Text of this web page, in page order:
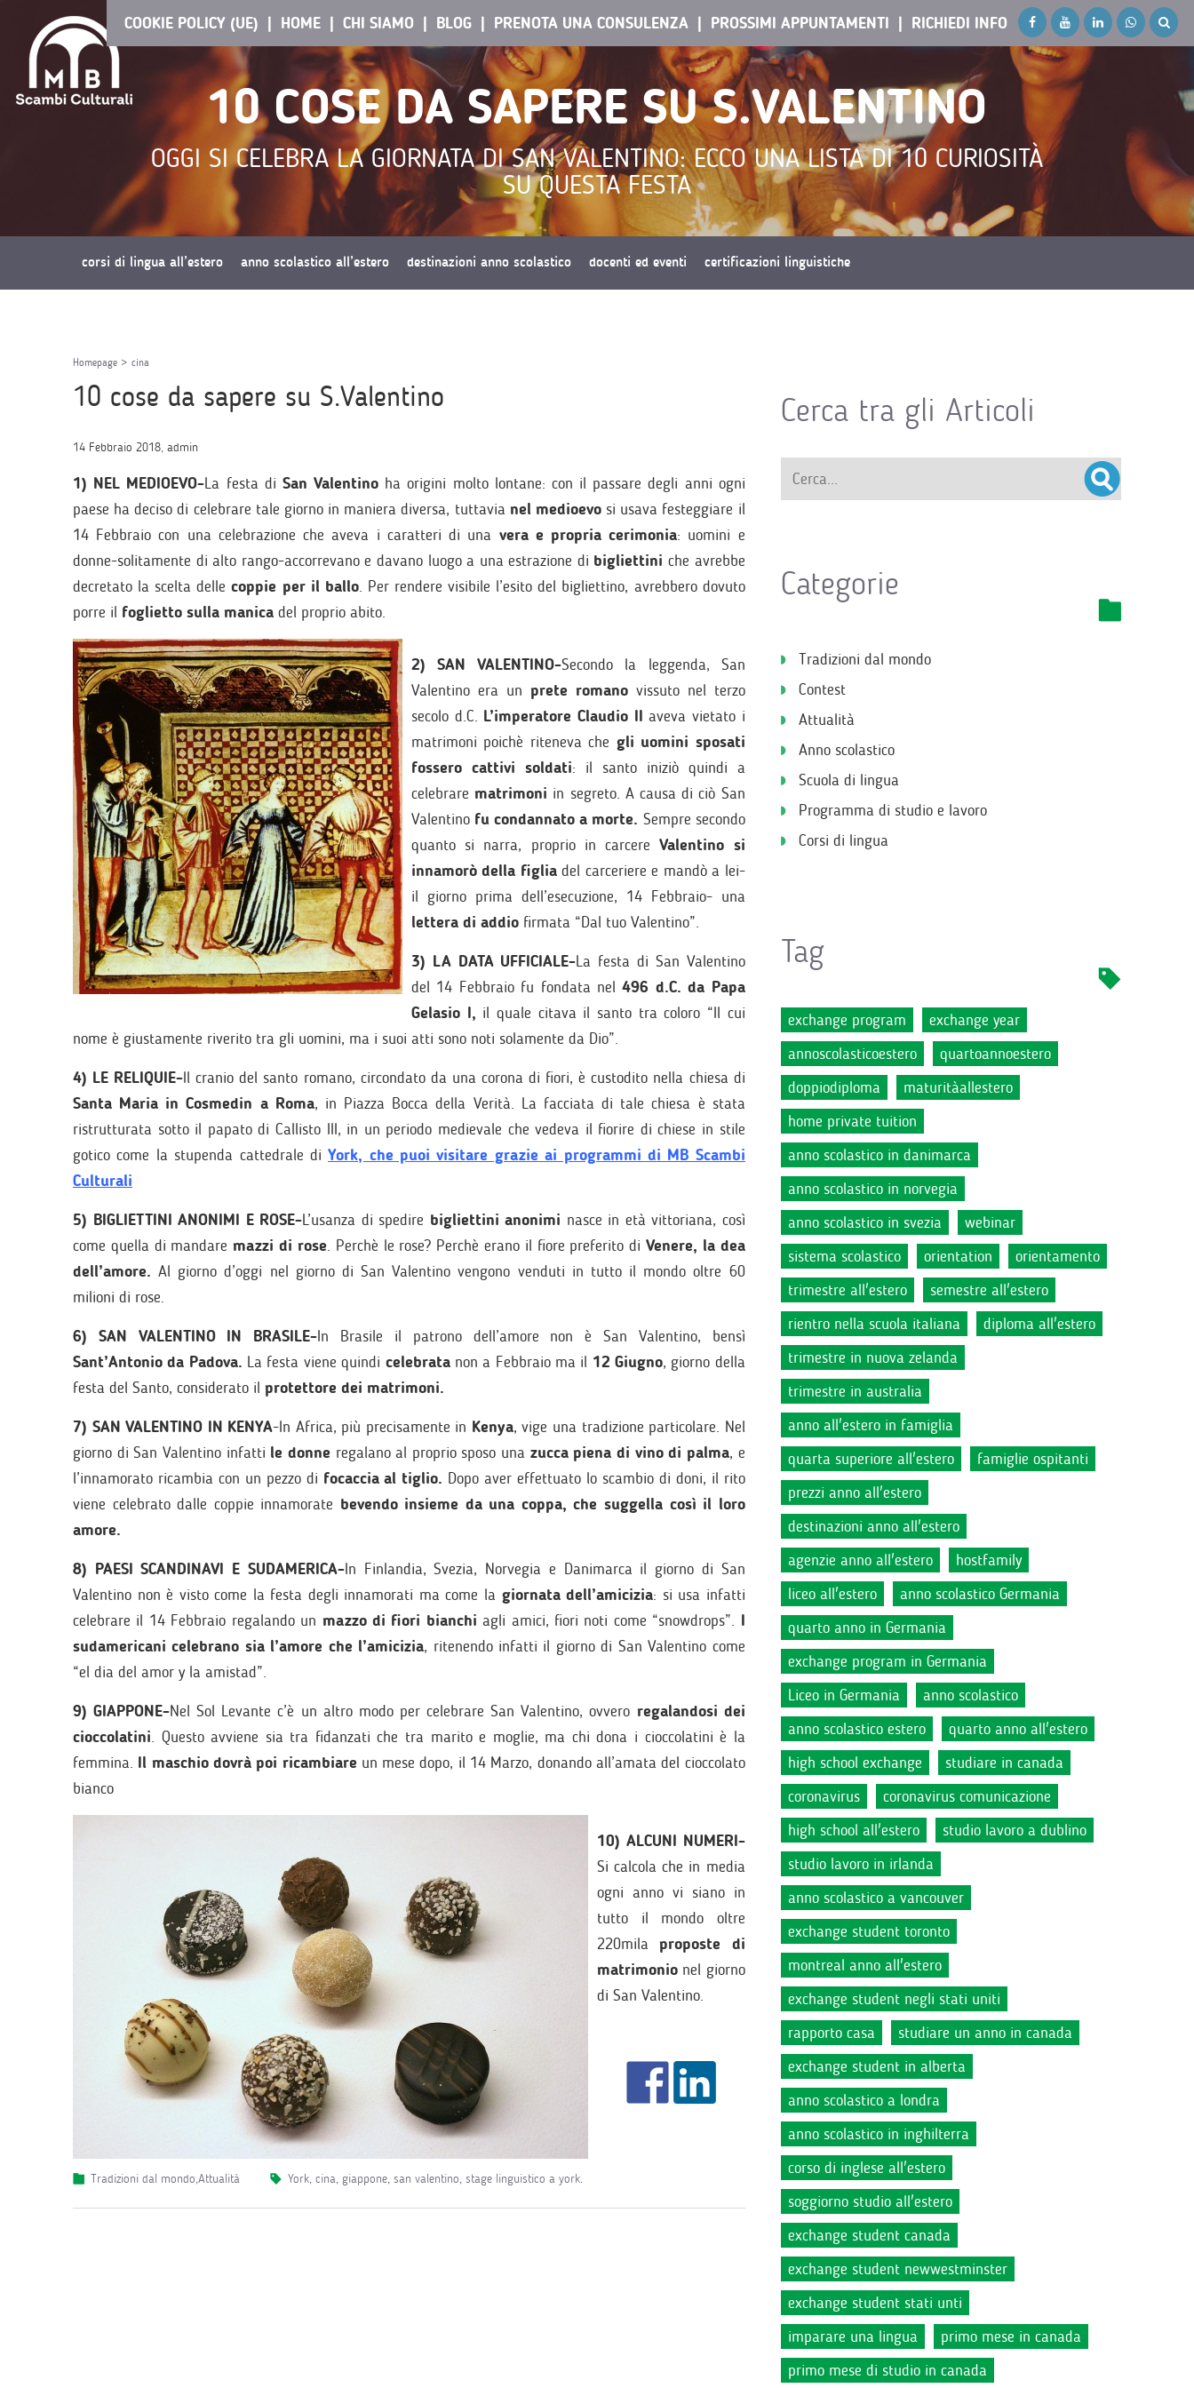
RICHIEDI INFO
PROSSIMI APPUNTAMENTI
PRENOTA UNA CONSULENZA
BLOG
CHI SIAMO
HOME
COOKIE POLICY (UE)
10 COSE DA SAPERE SU S.VALENTINO
OGGI SI CELEBRA LA GIORNATA DI SAN VALENTINO: ECCO UNA LISTA DI 10 CURIOSITÀ
SU QUESTA FESTA
corsi di lingua all’estero anno scolastico all’estero destinazioni anno scolastico docenti ed eventi certificazioni linguistiche
Homepage > cina
10 cose da sapere su S.Valentino
14 Febbraio 2018, admin
1) NEL MEDIOEVO-La festa di San Valentino ha origini molto lontane: con il passare degli anni ogni
paese ha deciso di celebrare tale giorno in maniera diversa, tuttavia nel medioevo si usava festeggiare il
14 Febbraio con una celebrazione che aveva i caratteri di una vera e propria cerimonia: uomini e
donne-solitamente di alto rango-accorrevano e davano luogo a una estrazione di bigliettini che avrebbe
decretato la scelta delle coppie per il ballo. Per rendere visibile l’esito del bigliettino, avrebbero dovuto
porre il foglietto sulla manica del proprio abito.
2) SAN VALENTINO-Secondo la leggenda, San
Valentino era un prete romanovissuto nel terzo
secolo d.C. L’imperatore Claudio II aveva vietato i
matrimoni poichè riteneva che gli uomini sposati
fossero cattivi soldati: il santo iniziò quindi a
celebrarematrimoni in segreto. A causa di ciò San
Valentino fu condannato a morte. Sempre secondo
quanto si narra, proprio in carcereValentino si
innamorò della figliadel carceriere e mandò a lei-
il giorno prima dell’esecuzione, 14 Febbraio- una
lettera di addio firmata “Dal tuo Valentino”.
3) LA DATA UFFICIALE-La festa di San Valentino
del 14 Febbraio fu fondata nel 496 d.C. da Papa
Gelasio I, il quale citava il santo tra coloro “Il cui
nome è giustamente riverito tra gli uomini, ma i suoi atti sono noti solamente da Dio”.
4) LE RELIQUIE-Il cranio del santo romano, circondato da una corona di fiori, è custodito nella chiesa di
Santa Maria in Cosmedin a Roma, in Piazza Bocca della Verità. La facciata di tale chiesa è stata
ristrutturata sotto il papato di Callisto III, in un periodo medievale che vedeva il fiorire di chiese in stile
gotico come la stupenda cattedrale diYork, che puoi visitare grazie ai programmi di MB Scambi
Culturali
5) BIGLIETTINI ANONIMI E ROSE-L’usanza di spedire bigliettini anonimi nasce in età vittoriana, così
come quella di mandaremazzi di rose. Perchè le rose? Perchè erano il fiore preferito diVenere, la dea
dell’amore. Al giorno d’oggi nel giorno di San Valentino vengono venduti in tutto il mondo oltre 60
milioni di rose.
6) SAN VALENTINO IN BRASILE-In Brasile il patrono dell’amore non è San Valentino, bensì
Sant’Antonio da Padova. La festa viene quindi celebratanon a Febbraio ma il 12 Giugno, giorno della
festa del Santo, considerato il protettore dei matrimoni.
7) SAN VALENTINO IN KENYA-In Africa, più precisamente in Kenya, vige una tradizione particolare. Nel
giorno di San Valentino infatti le donne regalano al proprio sposo una zucca piena di vino di palma, e
l’innamorato ricambia con un pezzo di focaccia al tiglio. Dopo aver effettuato lo scambio di doni, il rito
viene celebrato dalle coppie innamorate bevendo insieme da una coppa, che suggella così il loro
amore.
8) PAESI SCANDINAVI E SUDAMERICA-In Finlandia, Svezia, Norvegia e Danimarca il giorno di San
Valentino non è visto come la festa degli innamorati ma come la giornata dell’amicizia: si usa infatti
celebrare il 14 Febbraio regalando un mazzo di fiori bianchi agli amici, fiori noti come “snowdrops”. I
sudamericani celebrano sia l’amore che l’amicizia, ritenendo infatti il giorno di San Valentino come
“el dia del amor y la amistad”.
9) GIAPPONE-Nel Sol Levante c’è un altro modo per celebrare San Valentino, ovvero regalandosi dei
cioccolatini. Questo avviene sia tra fidanzati che tra marito e moglie, ma chi dona i cioccolatini è la
femmina. Il maschio dovrà poi ricambiare un mese dopo, il 14 Marzo, donando all’amata del cioccolato
bianco
10) ALCUNI NUMERI-
Si calcola che in media
ogni anno vi siano in
tutto il mondo oltre
220milaproposte di
matrimonio nel giorno
di San Valentino.
Tradizioni dal mondo,Attualità york, cina, giappone, san valentino, stage linguistico a york.
Cerca tra gli Articoli
Categorie
Tradizioni dal mondo
Contest
Attualità
Anno scolastico
Scuola di lingua
Programma di studio e lavoro
Corsi di lingua
Tag
exchange program
exchange year
annoscolasticoestero
quartoannoestero
doppiodiploma
maturitàallestero
home private tuition
anno scolastico in danimarca
anno scolastico in norvegia
anno scolastico in svezia
webinar
sistema scolastico
orientation
orientamento
trimestre all'estero
semestre all'estero
rientro nella scuola italiana
diploma all'estero
trimestre in nuova zelanda
trimestre in australia
anno all'estero in famiglia
quarta superiore all'estero
famiglie ospitanti
prezzi anno all'estero
destinazioni anno all'estero
agenzie anno all'estero
hostfamily
liceo all'estero
anno scolastico Germania
quarto anno in Germania
exchange program in Germania
Liceo in Germania
anno scolastico
anno scolastico estero
quarto anno all'estero
high school exchange
studiare in canada
coronavirus
coronavirus comunicazione
high school all'estero
studio lavoro a dublino
studio lavoro in irlanda
anno scolastico a vancouver
exchange student toronto
montreal anno all'estero
exchange student negli stati uniti
rapporto casa
studiare un anno in canada
exchange student in alberta
anno scolastico a londra
anno scolastico in inghilterra
corso di inglese all'estero
soggiorno studio all'estero
exchange student canada
exchange student newwestminster
exchange student stati unti
imparare una lingua
primo mese in canada
primo mese di studio in canada